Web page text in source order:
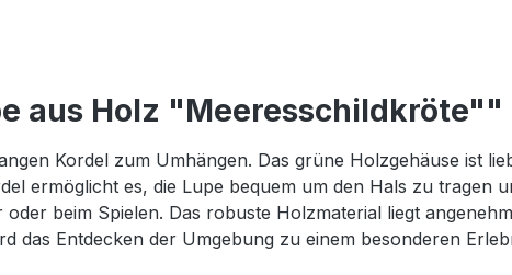
aus Holz "Meeresschildkröte""
Kordel zum Umhängen. Das grüne Holzgehäuse ist
ermöglicht es, die Lupe bequem um den Hals zu tragen
beim Spielen. Das robuste Holzmaterial liegt
das Entdecken der Umgebung zu einem besonderen